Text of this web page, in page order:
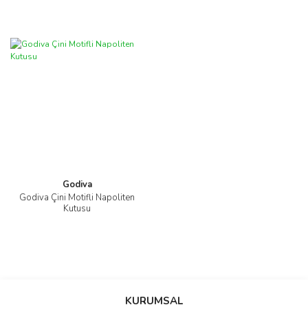
Godiva
Godiva Çini Motifli Napoliten
Kutusu
KURUMSAL